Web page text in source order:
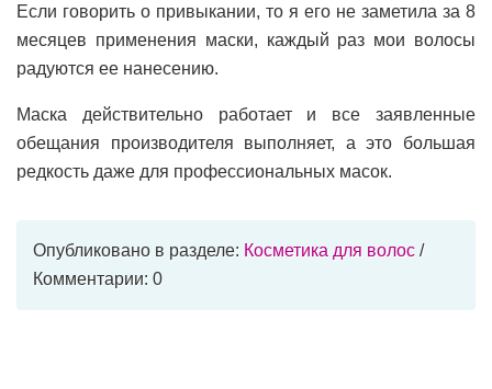
Если говорить о привыкании, то я его не заметила за 8
месяцев применения маски, каждый раз мои волосы
радуются ее нанесению.
Маска действительно работает и все заявленные
обещания производителя выполняет, а это большая
редкость даже для профессиональных масок.
Опубликовано в разделе: Косметика для волос /
Комментарии: 0